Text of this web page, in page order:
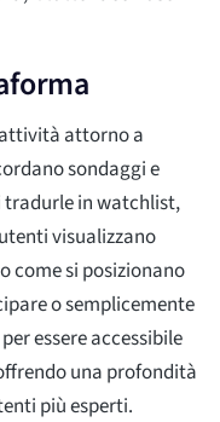
attività attorno a
sondaggi e
tradurle in watchlist,
visualizzano
come si posizionano
o semplicemente
essere accessibile
una profondità
più esperti.